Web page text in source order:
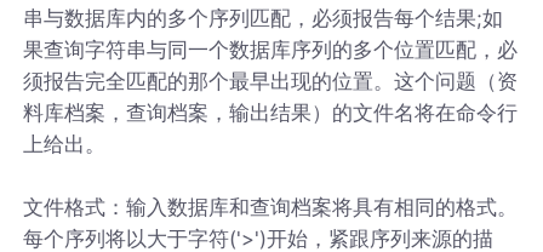
串与数据库内的多个序列匹配，必须报告每个结果;如
果查询字符串与同一个数据库序列的多个位置匹配，必
须报告完全匹配的那个最早出现的位置。这个问题（资
料库档案，查询档案，输出结果）的文件名将在命令行
上给出。
文件格式：输入数据库和查询档案将具有相同的格式。
每个序列将以大于字符('>')开始，紧跟序列来源的描